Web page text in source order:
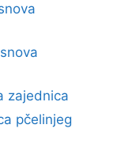
zajednica
pčelinjeg